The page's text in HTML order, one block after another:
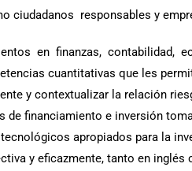
ciudadanos responsables y
en finanzas, contabilidad,
cuantitativas que les
y contextualizar la relación
de financiamiento e inversión
apropiados para la
y eficazmente, tanto en